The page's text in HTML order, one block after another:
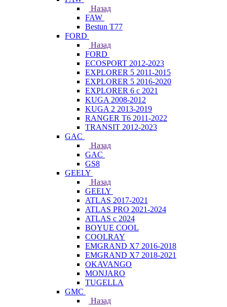
Назад
FAW
Bestun T77
FORD
Назад
FORD
ECOSPORT 2012-2023
EXPLORER 5 2011-2015
EXPLORER 5 2016-2020
EXPLORER 6 с 2021
KUGA 2008-2012
KUGA 2 2013-2019
RANGER T6 2011-2022
TRANSIT 2012-2023
GAC
Назад
GAC
GS8
GEELY
Назад
GEELY
ATLAS 2017-2021
ATLAS PRO 2021-2024
ATLAS с 2024
BOYUE COOL
COOLRAY
EMGRAND X7 2016-2018
EMGRAND X7 2018-2021
OKAVANGO
MONJARO
TUGELLA
GMC
Назад